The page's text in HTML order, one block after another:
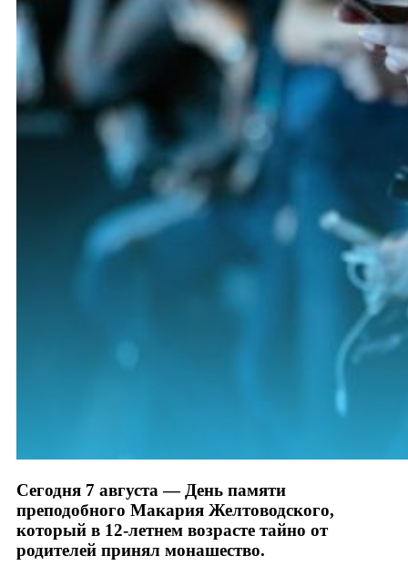
Сегодня 7 августа — День памяти
преподобного Макария Желтоводского,
который в 12-летнем возрасте тайно от
родителей принял монашество.